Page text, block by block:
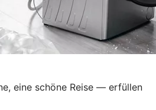
eine schöne Reise — erfüllen